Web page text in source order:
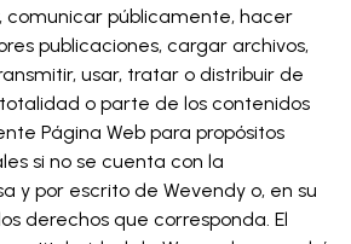
comunicar públicamente, hacer
publicaciones, cargar archivos,
usar, tratar o distribuir de
o parte de los contenidos
Página Web para propósitos
si no se cuenta con la
y por escrito de Wevendy o, en su
derechos que corresponda. El